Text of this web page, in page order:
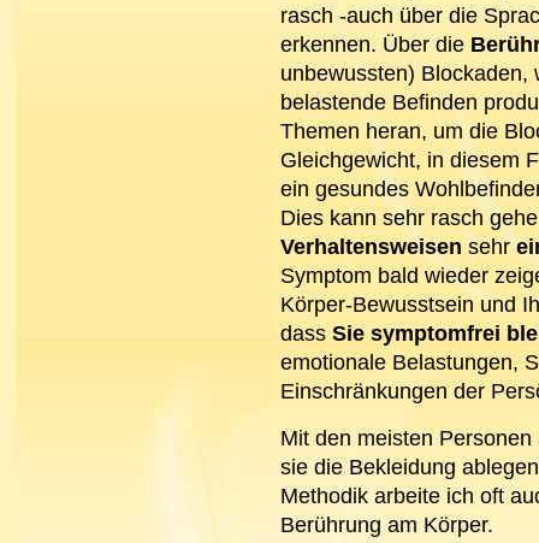
rasch -auch über die
erkennen. Über die
unbewussten) Blockaden,
belastende Befinden
Themen heran, um die
Gleichgewicht, in diesem
ein gesundes
Dies kann sehr rasch
Verhaltensweisensehr
Symptom bald wieder
Körper-Bewusstsein und
dassSie symptomfrei
emotionale Belastungen,
Einschränkungen der
Mit den meisten
sie die Bekleidung
Methodik arbeite ich oft
Berührung am Körper.